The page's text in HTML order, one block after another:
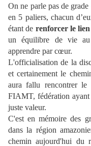
On ne parle pas de
en 5 paliers, chacun
étant de renforcer le
un équilibre de vie
apprendre par cœur.
L'officialisation de la
et certainement le
aura fallu rencontrer le
FIAMT, fédération
juste valeur.
C'est en mémoire des
dans la région
chemin aujourd'hui du